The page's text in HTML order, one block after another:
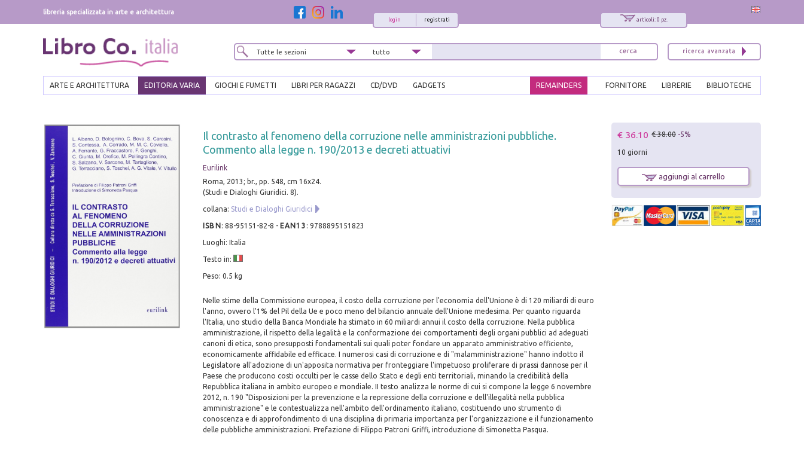
libreria specializzata in arte e architettura
articoli: 0 pz.
registrati
login
ARTE E ARCHITETTURA EDITORIA VARIA GIOCHI E FUMETTI LIBRI PER RAGAZZI CD/DVD GADGETS BIBLIOTECHE
LIBRERIE
FORNITORE
REMAINDERS
Il contrasto al fenomeno della corruzione nelle amministrazioni pubbliche.
Commento alla legge n. 190/2013 e decreti attuativi
Eurilink
Roma, 2013; br., pp. 548, cm 16x24.
(Studi e Dialoghi Giuridici. 8).
collana: Studi e Dialoghi Giuridici
ISBN : 88-95151-82-8 - EAN13 : 9788895151823
Luoghi: Italia
Testo in:
Peso: 0.5 kg
Nelle stime della Commissione europea, il costo della corruzione per l'economia dell'Unione è di 120 miliardi di euro
l'anno, ovvero l'1% del Pil della Ue e poco meno del bilancio annuale dell'Unione medesima. Per quanto riguarda
l'Italia, uno studio della Banca Mondiale ha stimato in 60 miliardi annui il costo della corruzione. Nella pubblica
amministrazione, il rispetto della legalità e la conformazione dei comportamenti degli organi pubblici ad adeguati
canoni di etica, sono presupposti fondamentali sui quali poter fondare un apparato amministrativo efficiente,
economicamente affidabile ed efficace. I numerosi casi di corruzione e di "malamministrazione" hanno indotto il
Legislatore all'adozione di un'apposita normativa per fronteggiare l'impetuoso proliferare di prassi dannose per il
Paese che producono costi occulti per le casse dello Stato e degli enti territoriali, minando la credibilità della
Repubblica italiana in ambito europeo e mondiale. II testo analizza le norme di cui si compone la legge 6 novembre
2012, n. 190 "Disposizioni per la prevenzione e la repressione della corruzione e dell'illegalità nella pubblica
amministrazione" e le contestualizza nell'ambito dell'ordinamento italiano, costituendo uno strumento di
conoscenza e di approfondimento di una disciplina di primaria importanza per l'organizzazione e il funzionamento
delle pubbliche amministrazioni. Prefazione di Filippo Patroni Griffi, introduzione di Simonetta Pasqua.
€ 36.10 € 38.00 -5%
10 giorni
aggiungi al carrello
x
Interessato ai nostri libri?
Sarai informato delle nostre novità, potrai
comunque cancellarti quando desideri.
modulo di iscrizione